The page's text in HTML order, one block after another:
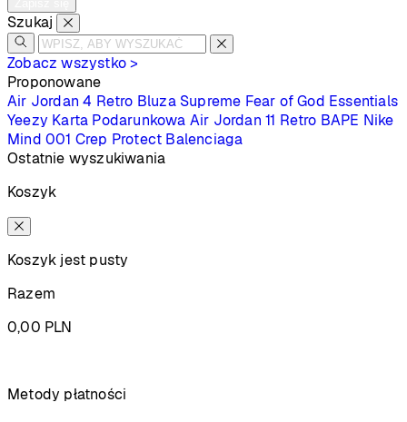
Szukaj
Zobacz wszystko >
Proponowane
Air Jordan 4 Retro Bluza Supreme Fear of God Essentials
Yeezy Karta Podarunkowa Air Jordan 11 Retro BAPE Nike
Mind 001 Crep Protect Balenciaga
Ostatnie wyszukiwania
Koszyk
Koszyk jest pusty
Razem
0,00 PLN
Metody płatności